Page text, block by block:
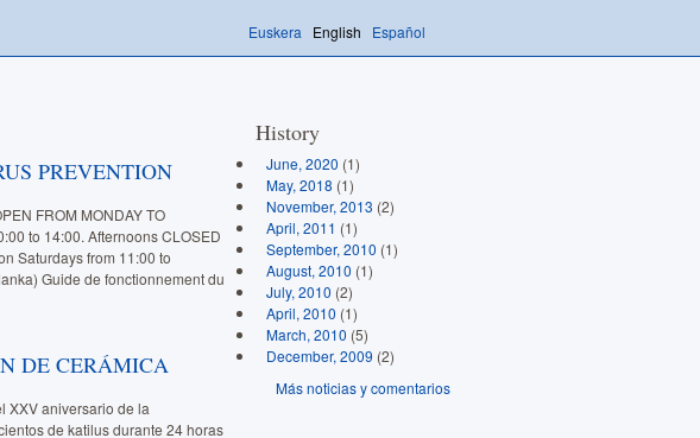
PREVENTION
FROM MONDAY TO
to 14:00. Afternoons CLOSED
Saturdays from 11:00 to
Guide de fonctionnement du
DE CERÁMICA
XXV aniversario de la
de katilus durante 24 horas
Euskera English Español
History
June, 2020 (1)
May, 2018 (1)
November, 2013 (2)
April, 2011 (1)
September, 2010 (1)
August, 2010 (1)
July, 2010 (2)
April, 2010 (1)
March, 2010 (5)
December, 2009 (2)
Más noticias y comentarios